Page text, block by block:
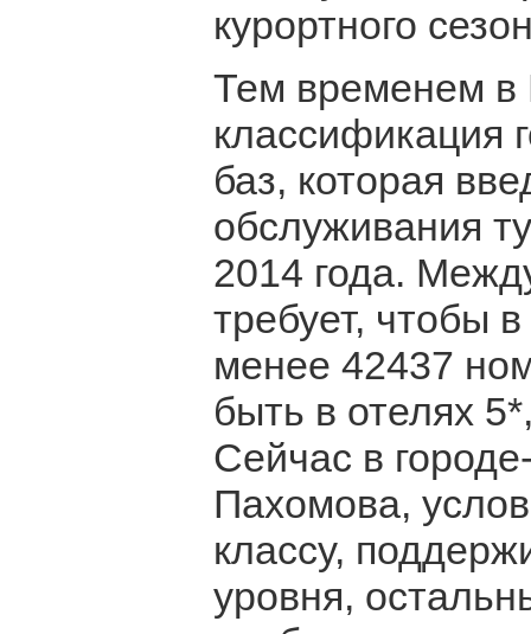
курортного
Тем временем в
классификация
баз, которая
обслуживания
2014 года.
требует, чтобы
менее 42437
быть в отелях
Сейчас в
Пахомова,
классу,
уровня,